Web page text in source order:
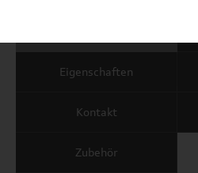
Eigenschaften
Kontakt
Zubehör